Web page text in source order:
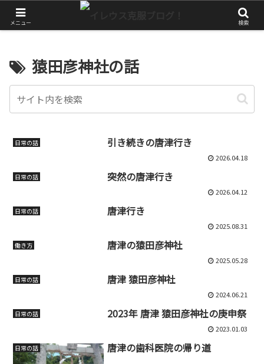
やっぱりアクティブに生きたい！
猿田彦神社の話
日常の話 引き続きの唐津行き
2026.04.18
日常の話 突然の唐津行き
2026.04.12
日常の話 唐津行き
2025.08.31
働き方 唐津の猿田彦神社
2025.05.28
日常の話 唐津 猿田彦神社
2024.06.21
日常の話 2023年 唐津 猿田彦神社の庚申祭
2023.01.03
日常の話 唐津の歯科医院の帰り道
メニュー 検索